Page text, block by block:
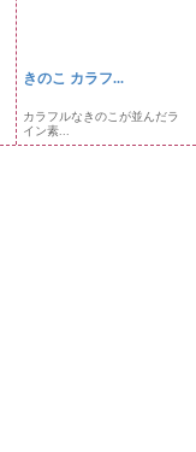
きのこ カラフ...
カラフルなきのこが並んだラ
イン素...